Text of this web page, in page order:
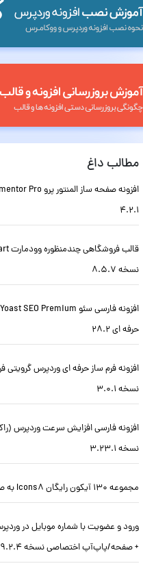
مطالب داغ
4.2.1
نسخه 8.5.7
حرفه ای 28.2
نسخه 3.0.1
نسخه 3.23.1
مجموعه 130 آیکون رایگان Icons8 به صورت SVG
+ صفحه/پاپ‌آپ اختصاصی نسخه 0.9.2.4